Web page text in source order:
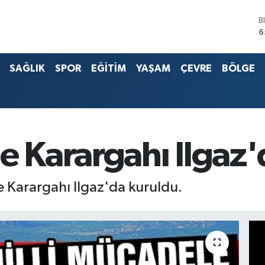
SAĞLIK SPOR EĞİTİM YAŞAM ÇEVRE BÖLGE
Karargahı
Karargahı Ilgaz'da kuruldu.